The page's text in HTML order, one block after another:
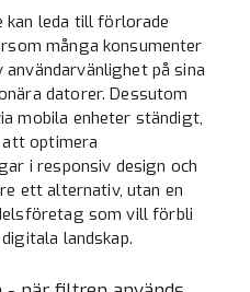
kan leda till förlorade
många konsumenter
på sina
datorer. Dessutom
mobila enheter ständigt,
optimera
i responsiv design och
ett alternativ, utan en
som vill förbli
landskap.